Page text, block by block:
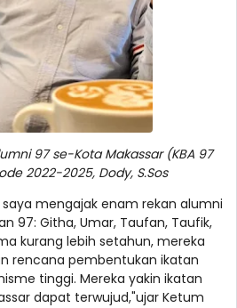
97 se-Kota Makassar (KBA 97
2022-2025, Dody, S.Sos
saya mengajak enam rekan alumni
97: Githa, Umar, Taufan, Taufik,
kurang lebih setahun, mereka
rencana pembentukan ikatan
tinggi. Mereka yakin ikatan
dapat terwujud,"ujar Ketum